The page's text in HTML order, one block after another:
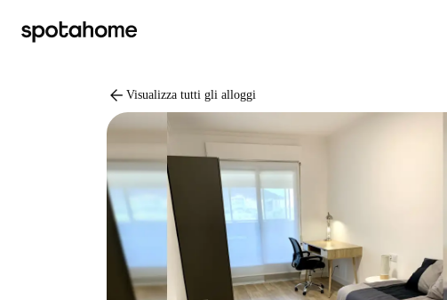
arrow_back Visualizza tutti gli alloggi